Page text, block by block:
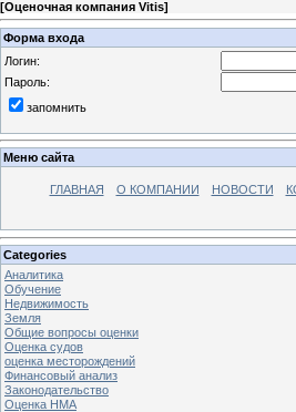
[Оценочная компания Vitis]
Форма входа
Логин:
Пароль:
запомнить
Меню сайта
ГЛАВНАЯ О КОМПАНИИ НОВОСТИ
Categories
Аналитика
Обучение
Недвижимость
Земля
Общие вопросы оценки
Оценка судов
оценка месторождений
Финансовый анализ
Законодательство
Оценка НМА